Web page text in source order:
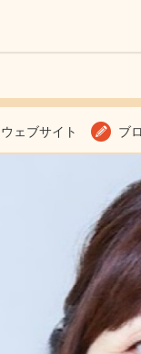
ウェブサイト ブ